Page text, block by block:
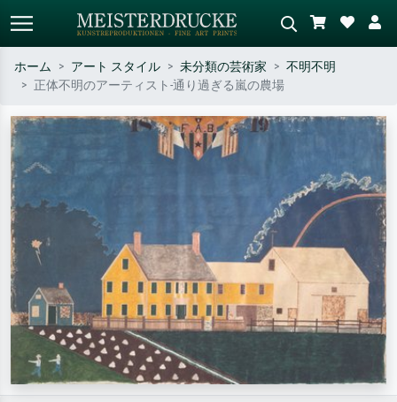
作家名・作品名・スタイルで検索
– 例：モネ、星月夜、印象派、北
シーンを説明してください – 例：
緑の草原、赤の多い抽象画、暗い
ホーム アート スタイル 未分類の芸術家
不明不明
正体不明のアーティスト-通り過ぎる嵐の農場